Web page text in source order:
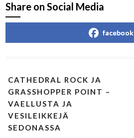
Share on Social Media
facebook
CATHEDRAL ROCK JA
GRASSHOPPER POINT –
VAELLUSTA JA
VESILEIKKEJÄ
SEDONASSA